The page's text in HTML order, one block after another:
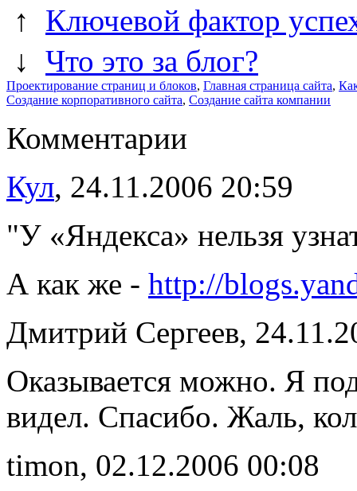
↑ Ключевой фактор
↓ Что это за блог?
Проектирование страниц и блоков, Главная страница сайта,
Создание корпоративного сайта, Создание сайта компании
Комментарии
Кул, 24.11.2006 20:59
"У «Яндекса» нельзя
А как же - http://
Дмитрий Сергеев,
Оказывается можно. Я
видел. Спасибо. Жаль,
timon, 02.12.2006 00:08